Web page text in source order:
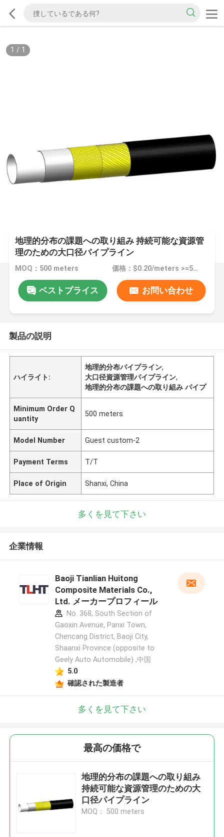
1 / 1
地理的分布の課題への取り組み 持続可能な資源管
理のための大口径パイプライン
MOQ：500 meters 価格：$0.20/meters >=500 meters
ベストプライス お問い合わせ
製品の説明
ハイライト:
地理的分布パイプライン,
大口径資源管理パイプライン,
地理的分布の課題への取り組み パイプ
Minimum Order Q
uantity
500 meters
Model Number Guest custom-2
Payment Terms T/T
Place of Origin Shanxi, China
多くを見て下さい
企業情報
Baoji Tianlian Huitong
Composite Materials Co.,
Ltd. メーカープロフィール
No. 368, South Section of
Gaoxin Avenue, Panxi Town,
Chencang District, Baoji City,
Shaanxi Province (opposite to
Geely Auto Automobile) ,中国
5.0
確認された製造者
多くを見て下さい
最高の価格で
地理的分布の課題への取り組み
持続可能な資源管理のための大
口径パイプライン
MOQ： 500 meters